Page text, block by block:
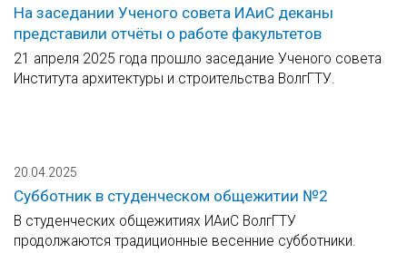
На заседании Ученого совета ИАиС деканы
представили отчёты о работе факультетов
21 апреля 2025 года прошло заседание Ученого совета
Института архитектуры и строительства ВолгГТУ.
20.04.2025
Субботник в студенческом общежитии №2
В студенческих общежитиях ИАиС ВолгГТУ
продолжаются традиционные весенние субботники.